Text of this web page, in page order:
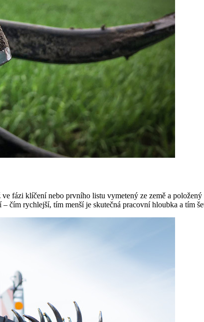
fázi klíčení nebo prvního listu vymetený ze země a
čím rychlejší, tím menší je skutečná pracovní hloubka a tím